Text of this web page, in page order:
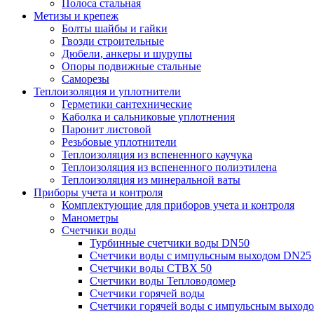
Полоса стальная
Метизы и крепеж
Болты шайбы и гайки
Гвозди строительные
Дюбели, анкеры и шурупы
Опоры подвижные стальные
Саморезы
Теплоизоляция и уплотнители
Герметики сантехнические
Каболка и сальниковые уплотнения
Паронит листовой
Резьбовые уплотнители
Теплоизоляция из вспененного каучука
Теплоизоляция из вспененного полиэтилена
Теплоизоляция из минеральной ваты
Приборы учета и контроля
Комплектующие для приборов учета и контроля
Манометры
Счетчики воды
Турбинные счетчики воды DN50
Счетчики воды с импульсным выходом DN25
Счетчики воды СТВХ 50
Счетчики воды Тепловодомер
Счетчики горячей воды
Счетчики горячей воды с импульсным